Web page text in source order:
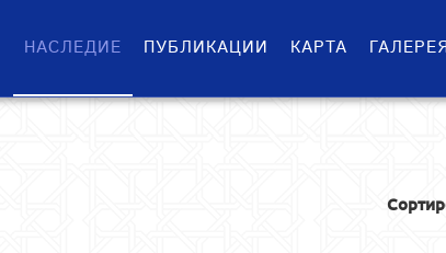
НАСЛЕДИЕ ПУБЛИКАЦИИ КАРТА